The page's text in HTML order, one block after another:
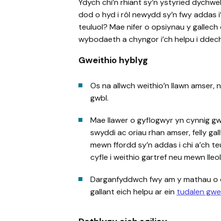
Ydych chi’n rhiant sy’n ystyried
dod o hyd i rôl newydd sy’n fwy addas
teuluol? Mae nifer o opsiynau y
wybodaeth a chyngor i’ch helpu i
Gweithio hyblyg
Os na allwch weithio’n llawn amser,
gwbl.
Mae llawer o gyflogwyr yn cynnig
swyddi ac oriau rhan amser, felly
mewn ffordd sy’n addas i chi a’ch
cyfle i weithio gartref neu mewn
Darganfyddwch fwy am y mathau
gallant eich helpu ar ein tudalen